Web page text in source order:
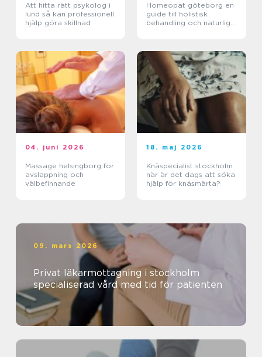
Att hitta rätt psykolog i
lund så kan professionell
hjälp göra skillnad
Homeopat göteborg en
guide till holistisk
behandling och naturlig
04. juni 2026
Massage helsingborg för
avslappning och
välbefinnande
18. maj 2026
Knäspecialist stockholm
när är det dags att söka
hjälp för knäsmärta?
09. mars 2026
Privat läkarmottagning i stockholm
specialiserad vård med tid för patienten